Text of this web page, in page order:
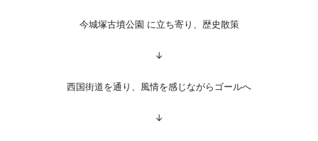
今城塚古墳公園 に立ち寄り、歴史散策
↓
西国街道を通り、風情を感じながらゴールへ
↓